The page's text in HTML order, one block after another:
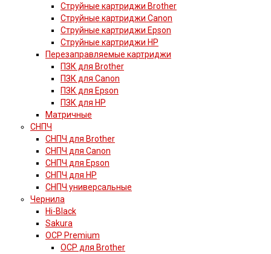
Струйные картриджи Brother
Струйные картриджи Canon
Струйные картриджи Epson
Струйные картриджи HP
Перезаправляемые картриджи
ПЗК для Brother
ПЗК для Canon
ПЗК для Epson
ПЗК для HP
Матричные
СНПЧ
СНПЧ для Brother
СНПЧ для Canon
СНПЧ для Epson
СНПЧ для HP
СНПЧ универсальные
Чернила
Hi-Black
Sakura
OCP Premium
OCP для Brother